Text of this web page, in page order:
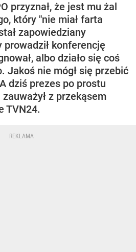
przyznał, że jest mu żal
który "nie miał farta
zapowiedziany
konferencję
albo działo się coś
Jakoś nie mógł się przebić
dziś prezes po prostu
z przekąsem
TVN24.